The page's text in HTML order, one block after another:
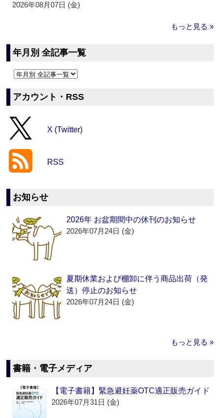
2026年08月07日 (金)
もっと見る »
年月別 全記事一覧
アカウント・RSS
X (Twitter)
RSS
お知らせ
2026年 お盆期間中の休刊のお知らせ
2026年07月24日 (金)
夏期休業および棚卸に伴う商品出荷（発
送）停止のお知らせ
2026年07月24日 (金)
もっと見る »
書籍・電子メディア
【電子書籍】緊急避妊薬OTC適正販売ガイド
2026年07月31日 (金)